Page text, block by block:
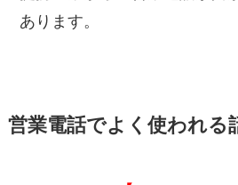
あります。
営業電話でよく使われる